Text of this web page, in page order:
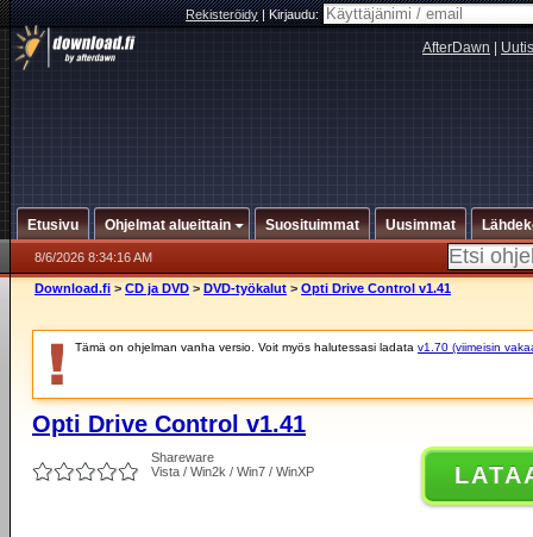
Rekisteröidy|Kirjaudu:
AfterDawn
Etusivu Ohjelmat alueittain Suosituimmat Uusimmat
8/6/2026 8:34:16 AM
Download.fi > CD ja DVD > DVD-työkalut > Opti Drive Control v1.41
Tämä on ohjelman vanha versio. Voit myös halutessasi ladata v1.70 (viimeisin
Opti Drive Control v1.41
Shareware
Vista / Win2k / Win7 / WinXP